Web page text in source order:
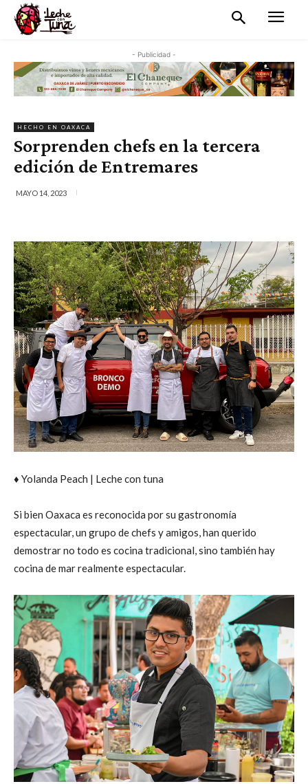
- Publicidad -
HECHO EN OAXACA
Sorprenden chefs en la tercera
edición de Entremares
MAYO 14, 2023
♦ Yolanda Peach | Leche con tuna
Si bien Oaxaca es reconocida por su gastronomía
espectacular, un grupo de chefs y amigos, han querido
demostrar no todo es cocina tradicional, sino también hay
cocina de mar realmente espectacular.